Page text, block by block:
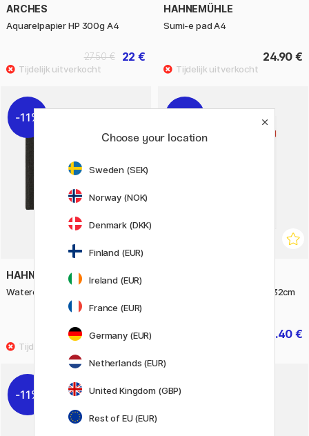
ARCHES
Aquarelpapier HP 300g A4
22 €
27.50 €
HAHNEMÜHLE
Sumi-e pad A4
24.90 €
11%
HAHNEMÜHLE
Watercolour Book A5 Landscape
23.60 €
29.50 €
Aquarelblok CP 425g 24×32cm
16.40 €
11%
Choose your location
Sweden (SEK)
Norway (NOK)
Denmark (DKK)
Finland (EUR)
Ireland (EUR)
France (EUR)
Germany (EUR)
Netherlands (EUR)
United Kingdom (GBP)
Rest of EU (EUR)